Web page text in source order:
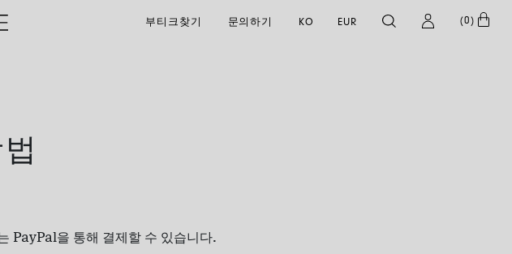
부티크찾기 문의하기 KO EUR (0 )
PayPal을 통해 결제할 수 있습니다.